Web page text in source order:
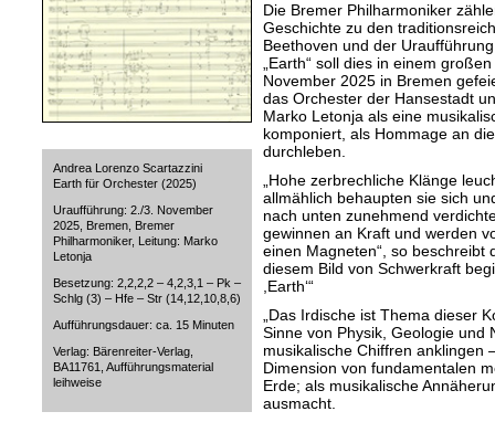
Andrea Lorenzo Scartazzini
Earth für Orchester (2025)
Uraufführung: 2./3. November
2025, Bremen, Bremer
Philharmoniker, Leitung: Marko
Letonja
Besetzung: 2,2,2,2 – 4,2,3,1 – Pk –
Schlg (3) – Hfe – Str (14,12,10,8,6)
Aufführungsdauer: ca. 15 Minuten
Verlag: Bärenreiter-Verlag,
BA11761, Aufführungsmaterial
leihweise
Die Bremer Philharmoniker
Geschichte zu den
Beethoven und der
„Earth“ soll dies in einem
November 2025 in Bremen
das Orchester der Hansestadt
Marko Letonja als eine
komponiert, als Hommage an
durchleben.
„Hohe zerbrechliche Klänge
allmählich behaupten sie sich
nach unten zunehmend
gewinnen an Kraft und werden
einen Magneten“, so beschreibt
diesem Bild von Schwerkraft
,Earth‘“
„Das Irdische ist Thema dieser
Sinne von Physik, Geologie und
musikalische Chiffren anklingen
Dimension von fundamentalen
Erde; als musikalische
ausmacht.